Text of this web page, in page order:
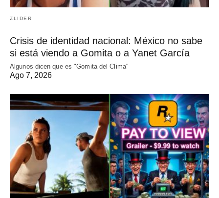
ZLIDER
Crisis de identidad nacional: México no sabe
si está viendo a Gomita o a Yanet García
Algunos dicen que es "Gomita del Clima"
Ago 7, 2026